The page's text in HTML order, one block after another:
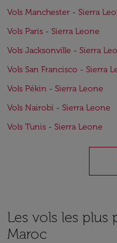
Vols Manchester - Sierra
Vols Paris - Sierra Leone
Vols Jacksonville - Sierra
Vols San Francisco - Sierra
Vols Pékin - Sierra Leone
Vols Nairobi - Sierra Leone
Vols Tunis - Sierra Leone
Les vols les plus
Maroc